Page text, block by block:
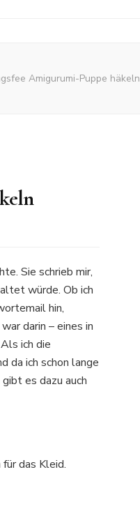
Amigurumi-Puppe häkeln
Sie schrieb mir,
würde. Ob ich
hin,
darin – eines in
ich die
da ich schon lange
es dazu auch
das Kleid.